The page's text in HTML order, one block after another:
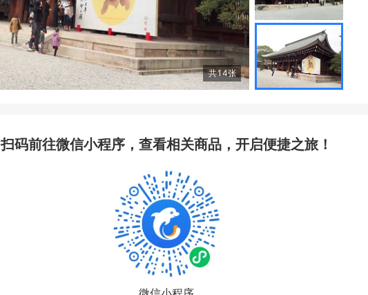
共14张
扫码前往微信小程序，查看相关商品，开启便捷之旅！